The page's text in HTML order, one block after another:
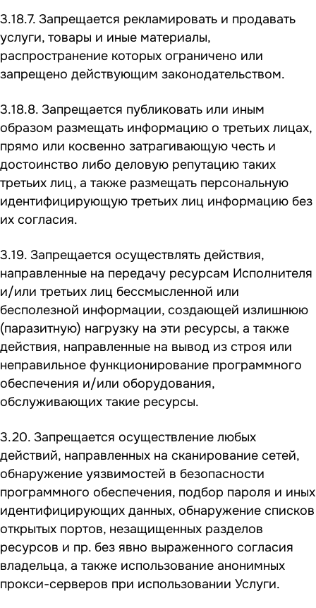
3.18.7. Запрещается рекламировать и продавать
услуги, товары и иные материалы,
распространение которых ограничено или
запрещено действующим законодательством.
3.18.8. Запрещается публиковать или иным
образом размещать информацию о третьих лицах,
прямо или косвенно затрагивающую честь и
достоинство либо деловую репутацию таких
третьих лиц, а также размещать персональную
идентифицирующую третьих лиц информацию без
их согласия.
3.19. Запрещается осуществлять действия,
направленные на передачу ресурсам Исполнителя
и/или третьих лиц бессмысленной или
бесполезной информации, создающей излишнюю
(паразитную) нагрузку на эти ресурсы, а также
действия, направленные на вывод из строя или
неправильное функционирование программного
обеспечения и/или оборудования,
обслуживающих такие ресурсы.
3.20. Запрещается осуществление любых
действий, направленных на сканирование сетей,
обнаружение уязвимостей в безопасности
программного обеспечения, подбор пароля и иных
идентифицирующих данных, обнаружение списков
открытых портов, незащищенных разделов
ресурсов и пр. без явно выраженного согласия
владельца, а также использование анонимных
прокси-серверов при использовании Услуги.